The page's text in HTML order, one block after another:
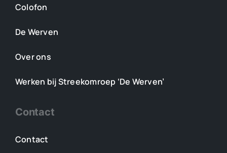
Colofon
De Werven
Over ons
Werken bij Streekomroep ‘De Werven’
Contact
Contact